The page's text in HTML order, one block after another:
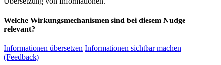
Welche Wirkungsmechanismen sind bei diesem Nudge
relevant?
Informationen übersetzen Informationen sichtbar machen
(Feedback)